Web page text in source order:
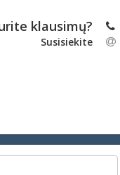
klausimų?
Susisiekite